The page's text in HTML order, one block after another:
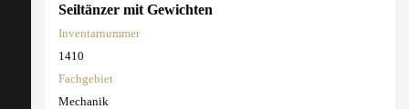
Seiltänzer mit Gewichten
Inventarnummer
1410
Fachgebiet
Mechanik